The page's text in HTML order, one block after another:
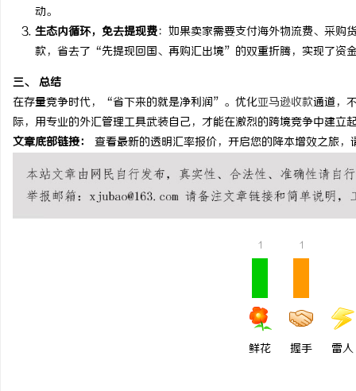
动。
生态内循环，免去提现费：如果卖家需要支付海外物流费、采购
款，省去了“先提现回国、再购汇出境”的双重折腾，实现了资
三、 总结
在存量竞争时代，“省下来的就是净利润”。优化亚马逊收款通道，
际，用专业的外汇管理工具武装自己，才能在激烈的跨境竞争中建立
文章底部链接：
查看最新的透明汇率报价，开启您的降本增效之
1
鲜花
1
握手 雷人
面解析2345电影网：影视资源的海量宝库 武汉配眼镜 上海配眼镜